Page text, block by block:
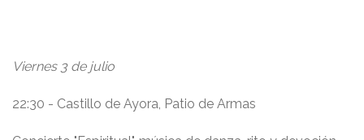
Viernes 3 de julio
22:30 - Castillo de Ayora, Patio de Armas